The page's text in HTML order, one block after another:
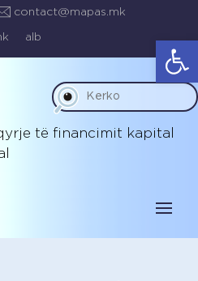
contact@mapas.mk
alb
të financimit kapital